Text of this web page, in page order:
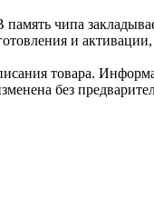
чипа
и
товара.
без